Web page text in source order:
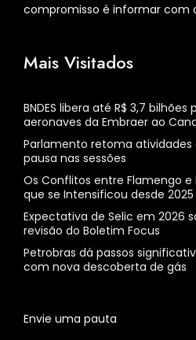
compromisso é informar com
Mais Visitados
BNDES libera até R$ 3,7 bilhões
aeronaves da Embraer ao
Parlamento retoma atividades
pausa nas sessões
Os Conflitos entre Flamengo e
que se Intensificou desde 2025
Expectativa de Selic em 2026
revisão do Boletim Focus
Petrobras dá passos
com nova descoberta de gás
Envie uma pauta